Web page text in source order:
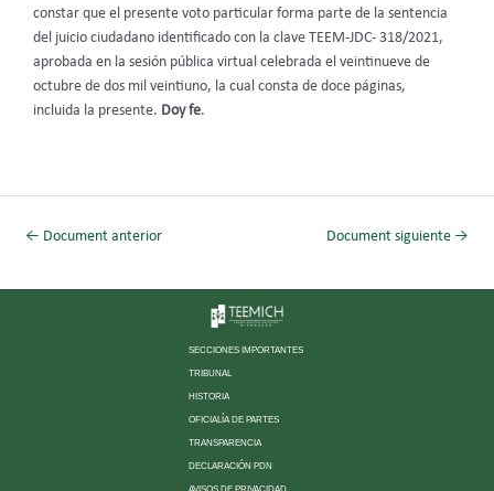
constar que el presente voto particular forma parte de la sentencia
del juicio ciudadano identificado con la clave TEEM-JDC- 318/2021,
aprobada en la sesión pública virtual celebrada el veintinueve de
octubre de dos mil veintiuno, la cual consta de doce páginas,
incluida la presente. Doy fe.
← Document anterior Document siguiente →
SECCIONES IMPORTANTES
TRIBUNAL
HISTORIA
OFICIALÍA DE PARTES
TRANSPARENCIA
DECLARACIÓN PDN
AVISOS DE PRIVACIDAD